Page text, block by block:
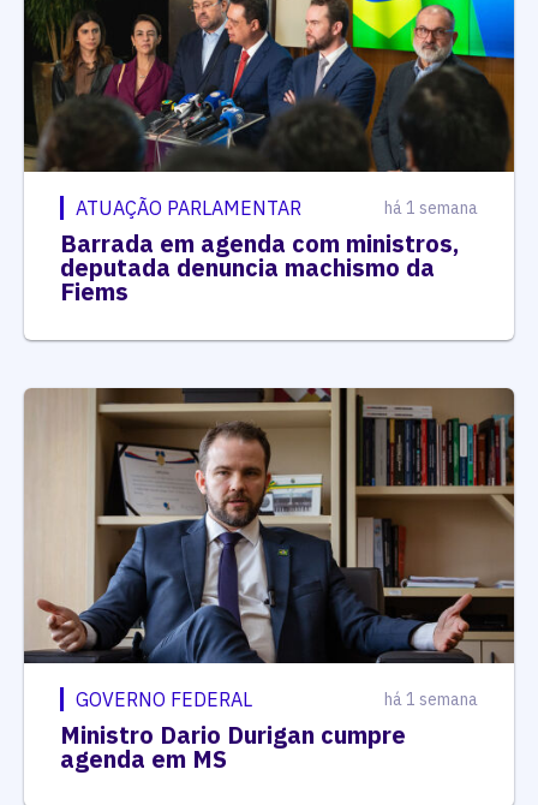
ATUAÇÃO PARLAMENTAR há 1 semana
Barrada em agenda com ministros,
deputada denuncia machismo da
Fiems
GOVERNO FEDERAL há 1 semana
Ministro Dario Durigan cumpre
agenda em MS